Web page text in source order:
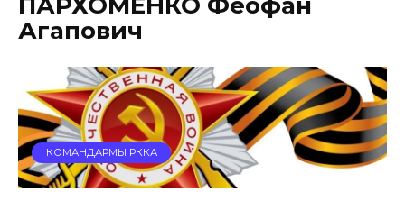
Агапович
КОМАНДАРМЫ РККА